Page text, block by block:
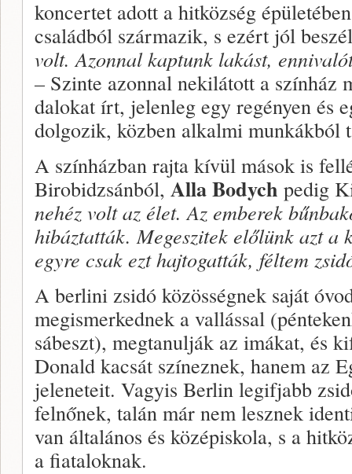
koncertet adott a hitközség
család­ból származik, s ezért jól
volt. Azonnal kap­tunk lakást,
– Szinte azonnal nekilátott a színház
dalo­kat írt, jelenleg egy regényen és
dolgozik, közben alkalmi munkákból
A színházban rajta kívül mások is
Birobidzsánból, Alla Bodych pedig
nehéz volt az élet. Az emberek
hibáztatták. Megeszitek előlünk azt a
egyre csak ezt hajtogatták, féltem
A berlini zsidó közösségnek saját
megismer­kednek a vallással
sábeszt), megtanulják az imákat, és
Donald kacsát színeznek, hanem az
jeleneteit. Vagyis Berlin legifjabb
felnőnek, talán már nem lesznek
van ál­talános és középiskola, s a
a fiataloknak.